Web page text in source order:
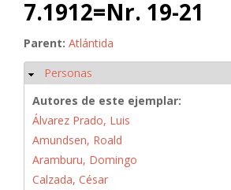
7.1912=Nr. 19-21
Parent: Atlántida
Ocultar
Personas
Autores de este ejemplar:
Álvarez Prado, Luis
Amundsen, Roald
Aramburu, Domingo
Calzada, César